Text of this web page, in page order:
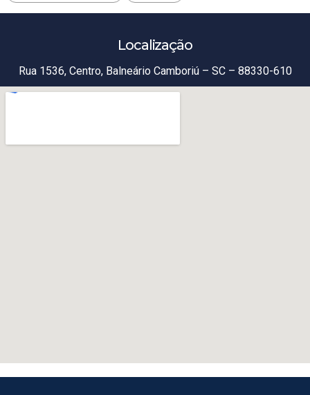
Localização
Rua 1536, Centro, Balneário Camboriú – SC – 88330-610